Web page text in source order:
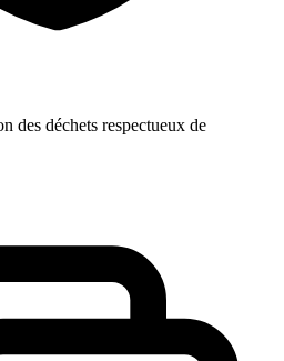
des déchets respectueux de